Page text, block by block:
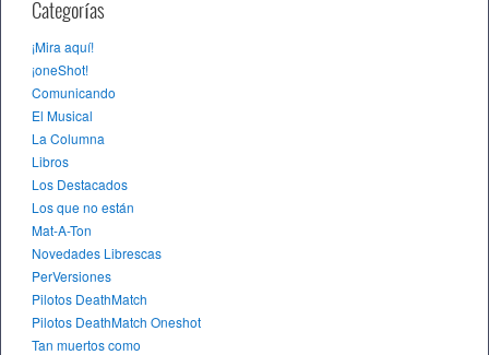
Categorías
¡Mira aquí!
¡oneShot!
Comunicando
El Musical
La Columna
Libros
Los Destacados
Los que no están
Mat-A-Ton
Novedades Librescas
PerVersiones
Pilotos DeathMatch
Pilotos DeathMatch Oneshot
Tan muertos como